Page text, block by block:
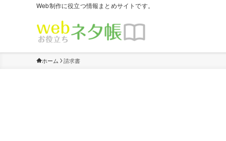
Web制作に役立つ情報まとめサイトです。
ホーム 請求書